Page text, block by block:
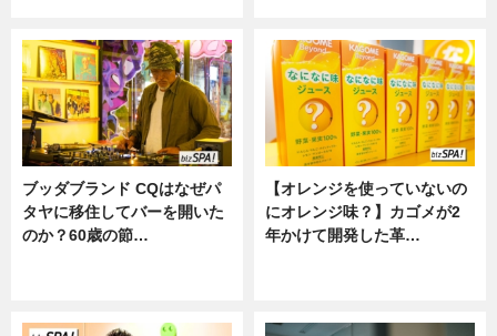
ブッダブランド CQはなぜパ
タヤに移住してバーを開いた
のか？60歳の節…
【オレンジを使っていないの
にオレンジ味？】カゴメが2
年かけて開発した革…